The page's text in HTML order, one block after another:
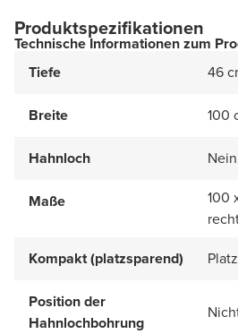
Produktspezifikationen
Technische Informationen zum
Tiefe
46
Breite 100
Hahnloch
Maße
100
Kompakt (platzsparend)
Position der
Hahnlochbohrung